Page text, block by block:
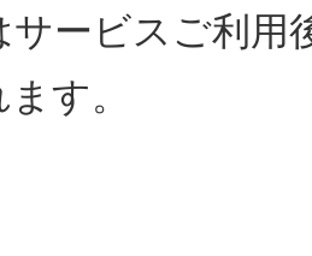
サービスご利用
す。